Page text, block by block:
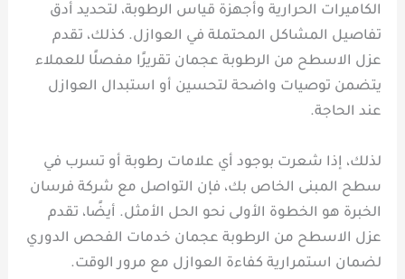
الكاميرات الحرارية وأجهزة قياس الرطوبة، لتحديد أدق
تفاصيل المشاكل المحتملة في العوازل. كذلك، تقدم
عزل الاسطح من الرطوبة عجمان تقريرًا مفصلًا للعملاء
يتضمن توصيات واضحة لتحسين أو استبدال العوازل
عند الحاجة.
لذلك، إذا شعرت بوجود أي علامات رطوبة أو تسرب في
سطح المبنى الخاص بك، فإن التواصل مع شركة فرسان
الخبرة هو الخطوة الأولى نحو الحل الأمثل. أيضًا، تقدم
عزل الاسطح من الرطوبة عجمان خدمات الفحص الدوري
لضمان استمرارية كفاءة العوازل مع مرور الوقت.